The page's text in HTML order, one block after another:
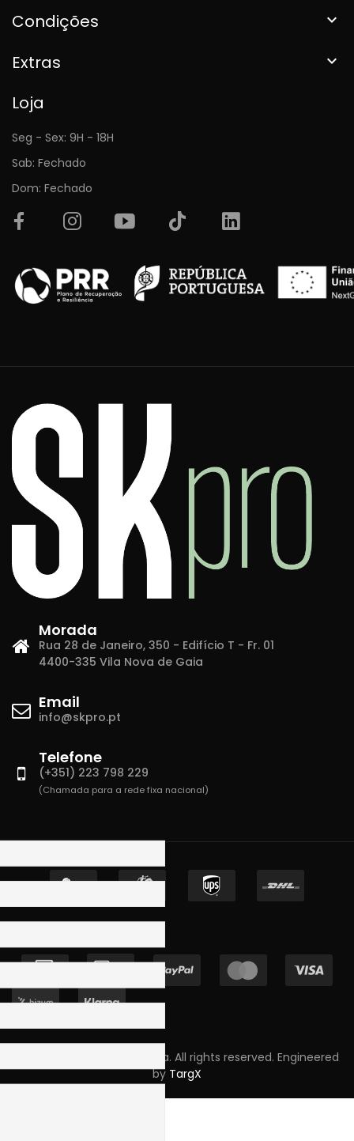
Condições 
Extras 
Loja
Seg - Sex: 9H - 18H
Sab: Fechado
Dom: Fechado
Morada
Rua 28 de Janeiro, 350 - Edifício T - Fr. 01
4400-335 Vila Nova de Gaia
Email
info@skpro.pt
Telefone
(+351) 223 798 229
(Chamada para a rede fixa nacional)
Copyright © 2023 Skpro, Lda. All rights reserved. Engineered
by TargX